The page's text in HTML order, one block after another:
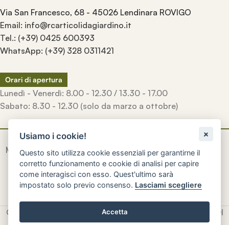
Via San Francesco, 68 - 45026 Lendinara ROVIGO
Email: info@rcarticolidagiardino.it
Tel.: (+39) 0425 600393
WhatsApp: (+39) 328 0311421
Orari di apertura
Lunedì - Venerdì: 8.00 - 12.30 / 13.30 - 17.00
Sabato: 8.30 - 12.30 (solo da marzo a ottobre)
Manufatti artigianaliinconfondibilicreati a manocon la
qualità e la durevolezza di una volta.
© 2026
- P. IVA e CF: 01604840296 - SDI
Usiamo i cookie!
Questo sito utilizza cookie essenziali per garantirne il
corretto funzionamento e cookie di analisi per capire
come interagisci con esso. Quest'ultimo sarà
impostato solo previo consenso. Lasciami scegliere
Accetta